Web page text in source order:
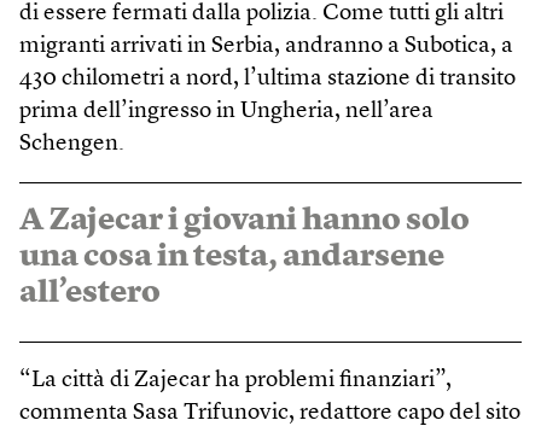
di essere fermati dalla polizia. Come tutti gli altri
migranti arrivati in Serbia, andranno a Subotica, a
430 chilometri a nord, l’ultima stazione di transito
prima dell’ingresso in Ungheria, nell’area
Schengen.
A Zajecar i giovani hanno solo
una cosa in testa, andarsene
all’estero
“La città di Zajecar ha problemi finanziari”,
commenta Sasa Trifunovic, redattore capo del sito